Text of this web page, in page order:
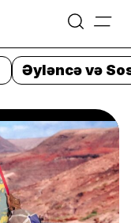
=
Əyləncə və